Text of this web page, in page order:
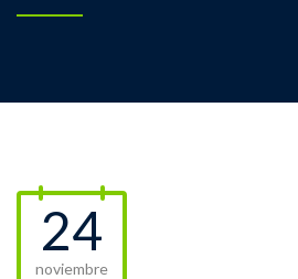
24
noviembre